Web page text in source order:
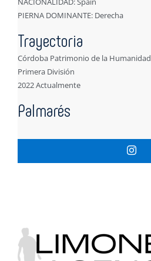
PIERNA DOMINANTE: Derecha
Trayectoria
Córdoba Patrimonio de la Humanidad
Primera División
2022 Actualmente
Palmarés